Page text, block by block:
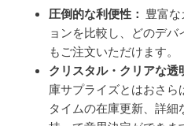
圧倒的な利便性： 豊富
ョンを比較し、どのデ
もご注文いただけます。
クリスタル・クリアな透
庫サプライズとはおさ
タイムの在庫更新、詳